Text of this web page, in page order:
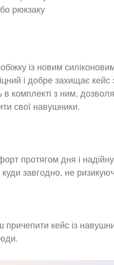
рюкзаку
із новим
і добре захищає
комплекті з ним,
свої навушники.
протягом дня і
завгодно, не
кейс із